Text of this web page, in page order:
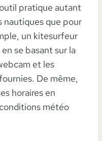
pratique autant
nautiques que pour
un kitesurfeur
se basant sur la
et les
De même,
horaires en
météo